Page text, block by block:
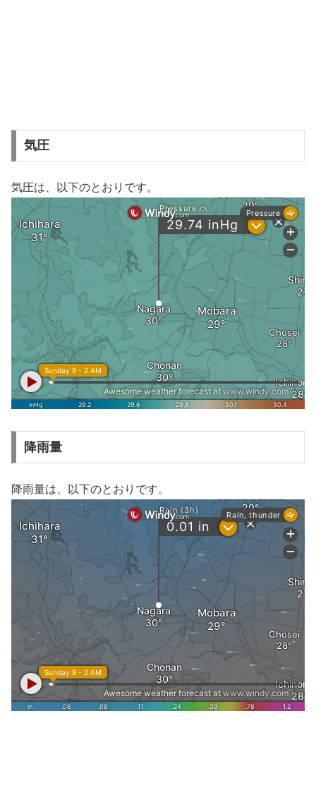
気圧
気圧は、以下のとおりです。
降雨量
降雨量は、以下のとおりです。